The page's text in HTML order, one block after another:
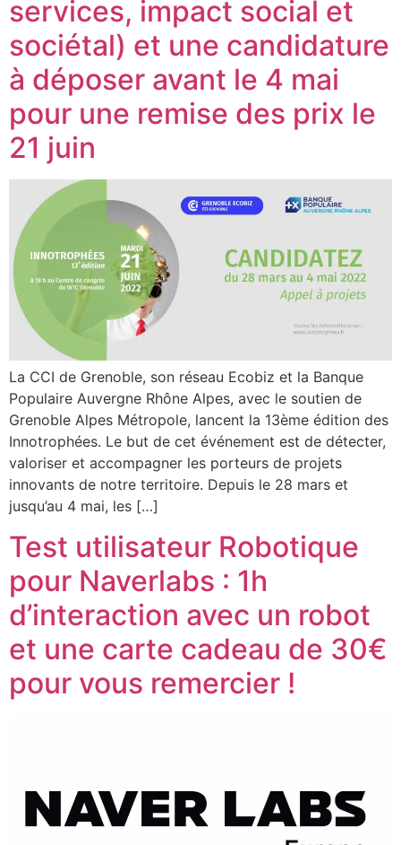
services, impact social et
sociétal) et une candidature
à déposer avant le 4 mai
pour une remise des prix le
21 juin
La CCI de Grenoble, son réseau Ecobiz et la Banque
Populaire Auvergne Rhône Alpes, avec le soutien de
Grenoble Alpes Métropole, lancent la 13ème édition des
Innotrophées. Le but de cet événement est de détecter,
valoriser et accompagner les porteurs de projets
innovants de notre territoire. Depuis le 28 mars et
jusqu’au 4 mai, les […]
Test utilisateur Robotique
pour Naverlabs : 1h
d’interaction avec un robot
et une carte cadeau de 30€
pour vous remercier !